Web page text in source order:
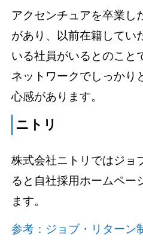
アクセンチュアを卒業し
があり、以前在籍してい
いる社員がいるとのこと
ネットワークでしっかり
心感があります。
ニトリ
株式会社ニトリではジョ
ると自社採用ホームペー
ます。
参考：ジョブ・リターン